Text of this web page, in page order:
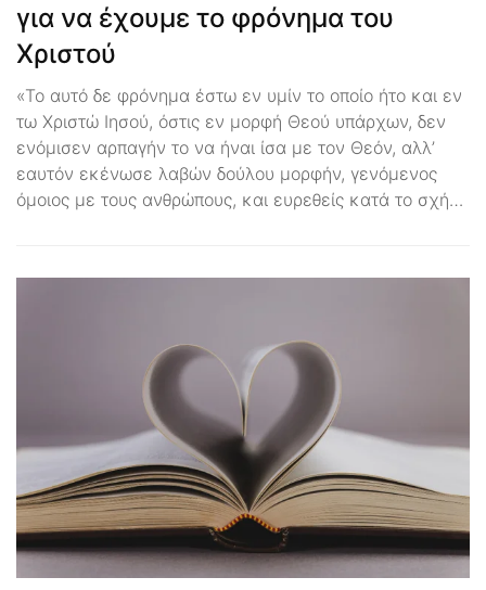
για να έχουμε το φρόνημα του
Χριστού
«Το αυτό δε φρόνημα έστω εν υμίν το οποίο ήτο και εν
τω Χριστώ Ιησού, όστις εν μορφή Θεού υπάρχων, δεν
ενόμισεν αρπαγήν το να ήναι ίσα με τον Θεόν, αλλ’
εαυτόν εκένωσε λαβών δούλου μορφήν, γενόμενος
όμοιος με τους ανθρώπους, και ευρεθείς κατά το σχή…